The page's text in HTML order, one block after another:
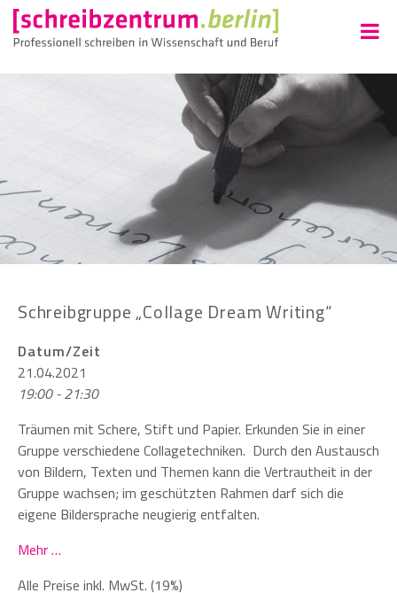
Schreibgruppe „Collage Dream Writing“
Datum/Zeit
21.04.2021
19:00 - 21:30
Träumen mit Schere, Stift und Papier. Erkunden Sie in einer
Gruppe verschiedene Collagetechniken. Durch den Austausch
von Bildern, Texten und Themen kann die Vertrautheit in der
Gruppe wachsen; im geschützten Rahmen darf sich die
eigene Bildersprache neugierig entfalten.
Mehr …
Alle Preise inkl. MwSt. (19%)